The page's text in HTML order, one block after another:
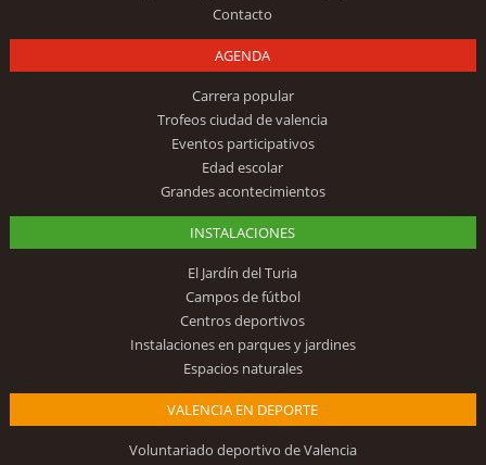
Contacto
AGENDA
Carrera popular
Trofeos ciudad de valencia
Eventos participativos
Edad escolar
Grandes acontecimientos
INSTALACIONES
El Jardín del Turia
Campos de fútbol
Centros deportivos
Instalaciones en parques y jardines
Espacios naturales
VALENCIA EN DEPORTE
Voluntariado deportivo de Valencia